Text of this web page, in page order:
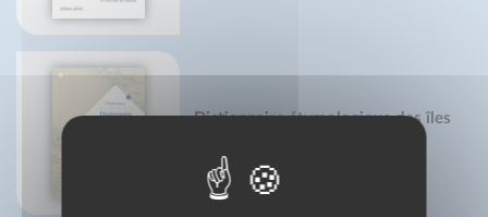
Dictionnaire étymologique des îles
Claude Gantet